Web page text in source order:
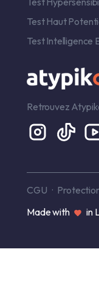
Test Haut
Test Intelligence
Retrouvez
CGU
Made with
in